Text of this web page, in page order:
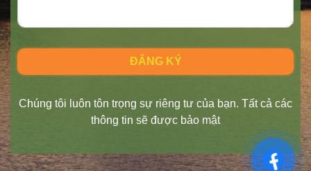
Chúng tôi luôn tôn trọng sự riêng tư của bạn. Tất cả các
thông tin sẽ được bảo mật